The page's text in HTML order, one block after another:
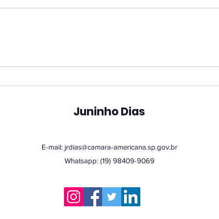
propõe programa que
tecnologiaJuninho Dias
E-mail: jrdias@camara-americana.sp.gov.br
Whatsapp: (19) 98409-9069